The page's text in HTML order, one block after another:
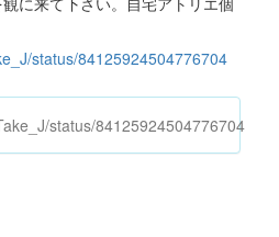
status/84125924504776704
status/84125924504776704